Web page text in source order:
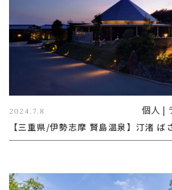
2024.7.8 個人 |
【三重県/伊勢志摩 賢島温泉】汀渚 ば